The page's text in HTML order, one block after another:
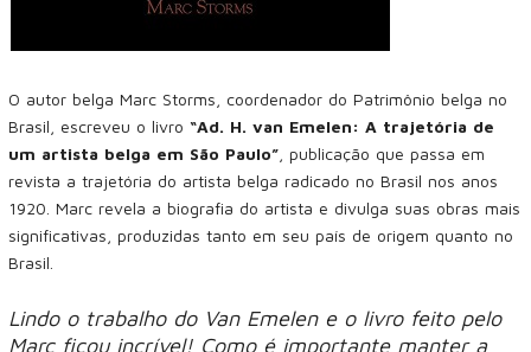
O autor belga Marc Storms, coordenador do Patrimônio belga no
Brasil, escreveu o livro “Ad. H. van Emelen: A trajetória de
um artista belga em São Paulo” , publicação que passa em
revista a trajetória do artista belga radicado no Brasil nos anos
1920. Marc revela a biografia do artista e divulga suas obras mais
significativas, produzidas tanto em seu país de origem quanto no
Brasil.
Lindo o trabalho do Van Emelen e o livro feito pelo
Marc ficou incrível! Como é importante manter a